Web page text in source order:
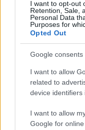
I want to opt-out
Retention, Sale,
Personal Data
Purposes for
Opted Out
Google consents
I want to allow
related to
device identifiers
I want to allow
Google for
Μάθε